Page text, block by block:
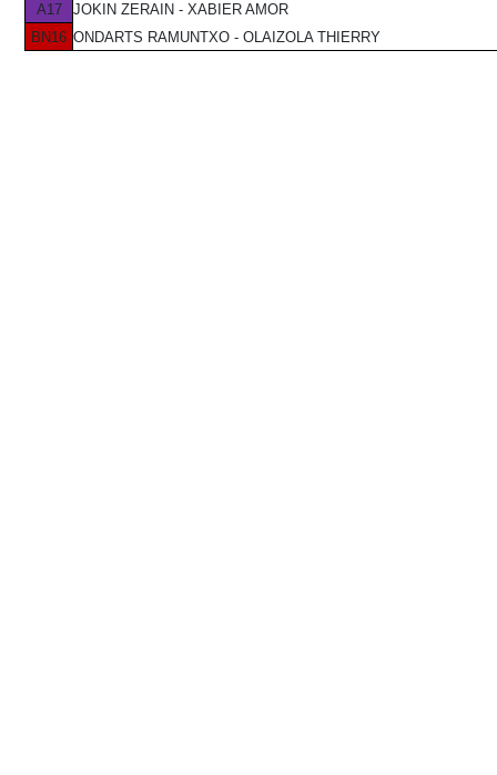
A17
JOKIN ZERAIN - XABIER AMOR
BN16 ONDARTS RAMUNTXO - OLAIZOLA THIERRY